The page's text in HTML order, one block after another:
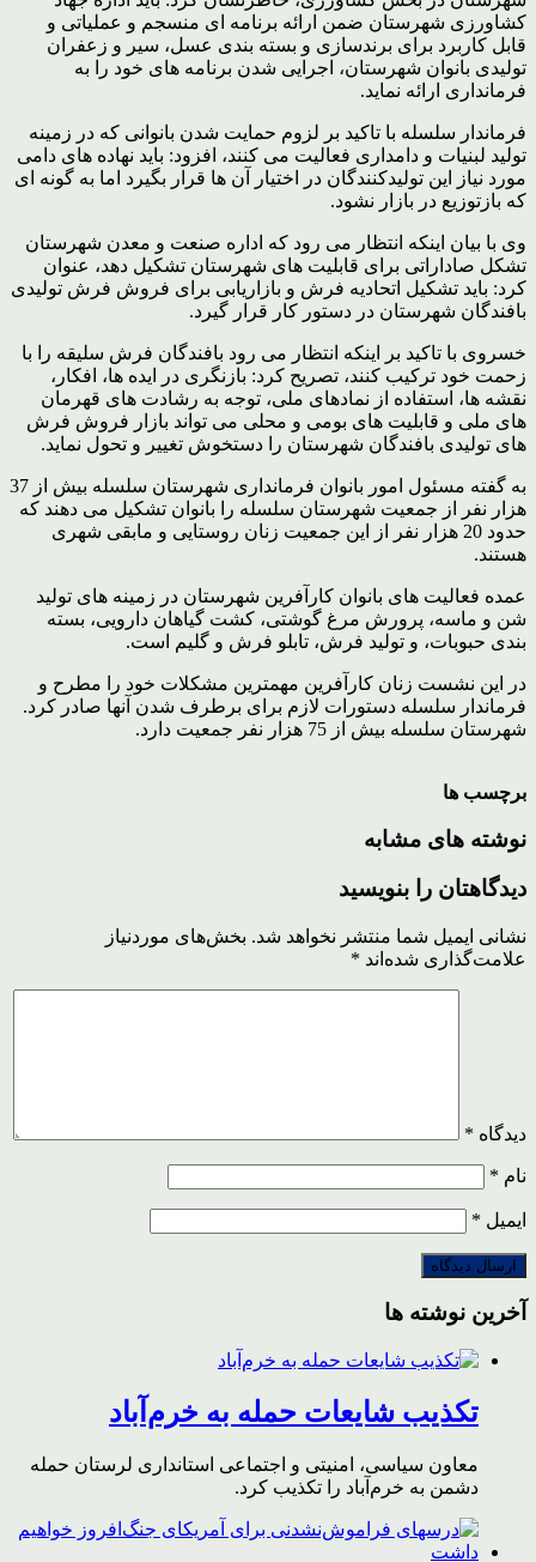
کشاورزی شهرستان ضمن ارائه برنامه ای منسجم و عملیاتی و
قابل کاربرد برای برندسازی و بسته بندی عسل، سیر و زعفران
تولیدی بانوان شهرستان، اجرایی شدن برنامه های خود را به
فرمانداری ارائه نماید.
فرماندار سلسله با تاکید بر لزوم حمایت شدن بانوانی که در زمینه
تولید لبنیات و دامداری فعالیت می کنند، افزود: باید نهاده های دامی
مورد نیاز این تولیدکنندگان در اختیار آن ها قرار بگیرد اما به گونه ای
که بازتوزیع در بازار نشود.
وی با بیان اینکه انتظار می رود که اداره صنعت و معدن شهرستان
تشکل صاداراتی برای قابلیت های شهرستان تشکیل دهد، عنوان
کرد: باید تشکیل اتحادیه فرش و بازاریابی برای فروش فرش تولیدی
بافندگان شهرستان در دستور کار قرار گیرد.
خسروی با تاکید بر اینکه انتظار می رود بافندگان فرش سلیقه را با
زحمت خود ترکیب کنند، تصریح کرد: بازنگری در ایده ها، افکار،
نقشه ها، استفاده از نمادهای ملی، توجه به رشادت های قهرمان
های ملی و قابلیت های بومی و محلی می تواند بازار فروش فرش
های تولیدی بافندگان شهرستان را دستخوش تغییر و تحول نماید.
به گفته مسئول امور بانوان فرمانداری شهرستان سلسله بیش از 37
هزار نفر از جمعیت شهرستان سلسله را بانوان تشکیل می دهند که
حدود 20 هزار نفر از این جمعیت زنان روستایی و مابقی شهری
هستند.
عمده فعالیت های بانوان کارآفرین شهرستان در زمینه های تولید
شن و ماسه، پرورش مرغ گوشتی، کشت گیاهان دارویی، بسته
بندی حبوبات، و تولید فرش، تابلو فرش و گلیم است.
در این نشست زنان کارآفرین مهمترین مشکلات خود را مطرح و
فرماندار سلسله دستورات لازم برای برطرف شدن آنها صادر کرد.
شهرستان سلسله بیش از 75 هزار نفر جمعیت دارد.
برچسب ها
نوشته های مشابه
دیدگاهتان را بنویسید
نشانی ایمیل شما منتشر نخواهد شد. بخش‌های موردنیاز
علامت‌گذاری شده‌اند *
دیدگاه *
نام *
ایمیل *
آخرین نوشته ها
تکذیب شایعات حمله به خرم‌آباد
معاون سیاسی، امنیتی و اجتماعی استانداری لرستان حمله
دشمن به خرم‌آباد را تکذیب کرد.